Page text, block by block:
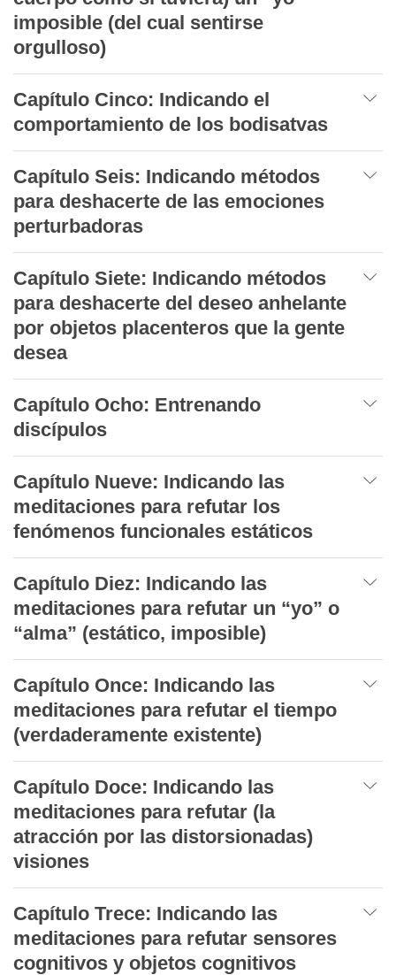
imposible (del cual sentirse
orgulloso)
Capítulo Cinco: Indicando el
comportamiento de los bodisatvas
Capítulo Seis: Indicando métodos
para deshacerte de las emociones
perturbadoras
Capítulo Siete: Indicando métodos
para deshacerte del deseo anhelante
por objetos placenteros que la gente
desea
Capítulo Ocho: Entrenando
discípulos
Capítulo Nueve: Indicando las
meditaciones para refutar los
fenómenos funcionales estáticos
Capítulo Diez: Indicando las
meditaciones para refutar un “yo” o
“alma” (estático, imposible)
Capítulo Once: Indicando las
meditaciones para refutar el tiempo
(verdaderamente existente)
Capítulo Doce: Indicando las
meditaciones para refutar (la
atracción por las distorsionadas)
visiones
Capítulo Trece: Indicando las
meditaciones para refutar sensores
cognitivos y objetos cognitivos